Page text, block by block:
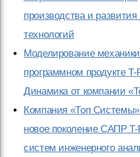
производства и
технологий
Моделирование
программном продукте T-
Динамика от компании
Компания «Топ
новое поколение САПР
систем инженерного